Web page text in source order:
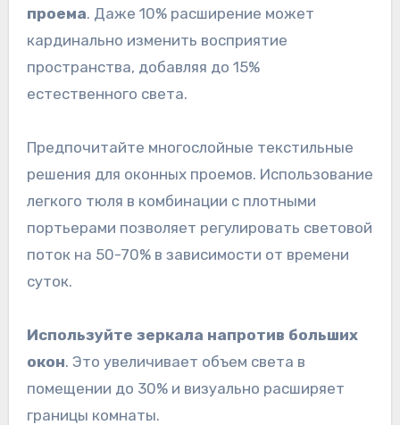
проема. Даже 10% расширение может
кардинально изменить восприятие
пространства, добавляя до 15%
естественного света.
Предпочитайте многослойные текстильные
решения для оконных проемов. Использование
легкого тюля в комбинации с плотными
портьерами позволяет регулировать световой
поток на 50-70% в зависимости от времени
суток.
Используйте зеркала напротив больших
окон. Это увеличивает объем света в
помещении до 30% и визуально расширяет
границы комнаты.